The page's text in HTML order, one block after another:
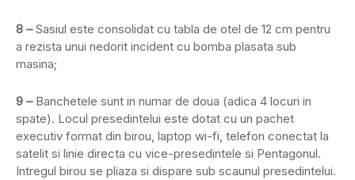
8 –Sasiul este consolidat cu tabla de otel de 12 cm pentru
a rezista unui nedorit incident cu bomba plasata sub
masina;
9 –Banchetele sunt in numar de doua (adica 4 locuri in
spate). Locul presedintelui este dotat cu un pachet
executiv format din birou, laptop wi-fi, telefon conectat la
satelit si linie directa cu vice-presedintele si Pentagonul.
Intregul birou se pliaza si dispare sub scaunul presedintelui.